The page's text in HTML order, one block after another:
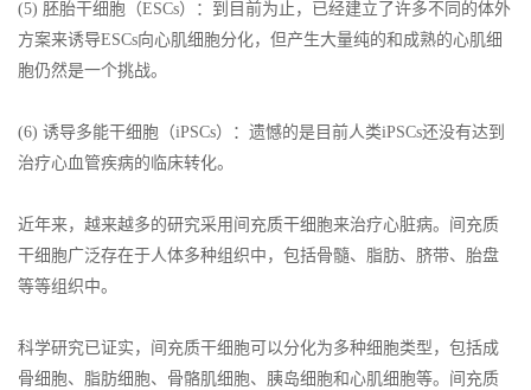
(5) 胚胎干细胞（ESCs）：到目前为止，已经建立了许多不同的体外
方案来诱导ESCs向心肌细胞分化，但产生大量纯的和成熟的心肌细
胞仍然是一个挑战。
(6) 诱导多能干细胞（iPSCs）：遗憾的是目前人类iPSCs还没有达到
治疗心血管疾病的临床转化。
近年来，越来越多的研究采用间充质干细胞来治疗心脏病。间充质
干细胞广泛存在于人体多种组织中，包括骨髓、脂肪、脐带、胎盘
等等组织中。
科学研究已证实，间充质干细胞可以分化为多种细胞类型，包括成
骨细胞、脂肪细胞、骨骼肌细胞、胰岛细胞和心肌细胞等。间充质